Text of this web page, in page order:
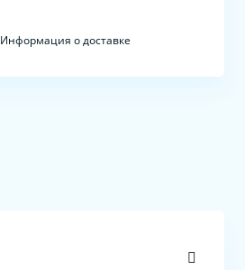
Информация о доставке